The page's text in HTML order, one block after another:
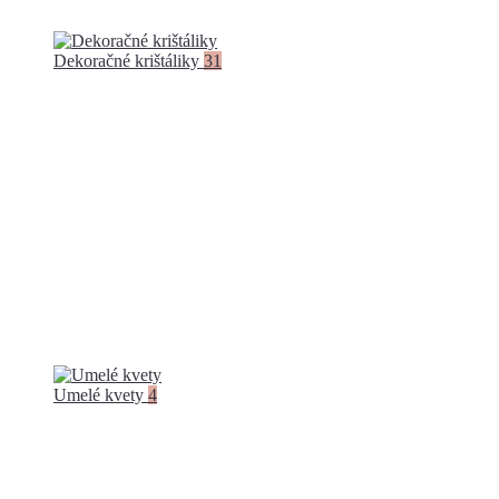
Dekoračné krištáliky 31
Umelé kvety 4